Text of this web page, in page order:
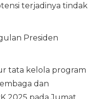
terjadinya tindak
Presiden
tata kelola program
dan
2025 pada Jumat